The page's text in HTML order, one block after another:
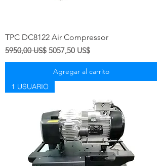
TPC DC8122 Air Compressor
Precio
5950,00 US$ Precio de oferta
5057,50 US$
Agregar al carrito
1 USUARIO